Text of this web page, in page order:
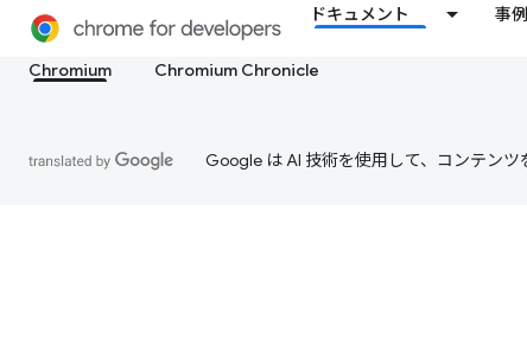
ドキュメント 事
Chromium
Chromium Chronicle
Google は AI 技術を使用して、コンテンツ